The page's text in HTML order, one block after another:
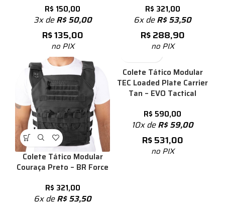
R$ 150,00
3x deR$50,00
R$135,00
no PIX
R$ 321,00
6x deR$53,50
R$288,90
no PIX
Colete Tático Modular
Couraça Preto – BR Force
R$ 321,00
6x deR$53,50
Colete Tático Modular
TEC Loaded Plate Carrier
Tan – EVO Tactical
R$ 590,00
10x deR$59,00
R$531,00
no PIX